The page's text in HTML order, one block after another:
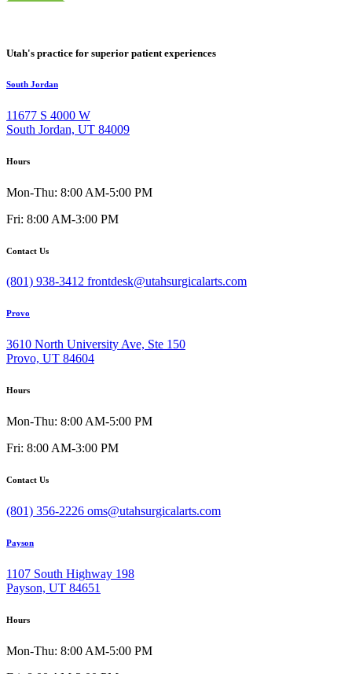
Utah's practice for superior patient experiences
South Jordan
11677 S 4000 W
South Jordan, UT 84009
Hours
Mon-Thu: 8:00 AM-5:00 PM
Fri: 8:00 AM-3:00 PM
Contact Us
(801) 938-3412 frontdesk@utahsurgicalarts.com
Provo
3610 North University Ave, Ste 150
Provo, UT 84604
Hours
Mon-Thu: 8:00 AM-5:00 PM
Fri: 8:00 AM-3:00 PM
Contact Us
(801) 356-2226 oms@utahsurgicalarts.com
Payson
1107 South Highway 198
Payson, UT 84651
Hours
Mon-Thu: 8:00 AM-5:00 PM